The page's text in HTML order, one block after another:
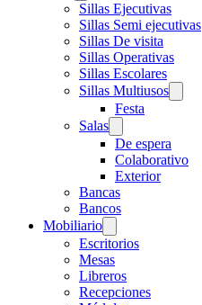
Sillas Ejecutivas
Sillas Semi ejecutivas
Sillas De visita
Sillas Operativas
Sillas Escolares
Sillas Multiusos
Festa
Salas
De espera
Colaborativo
Exterior
Bancas
Bancos
Mobiliario
Escritorios
Mesas
Libreros
Recepciones